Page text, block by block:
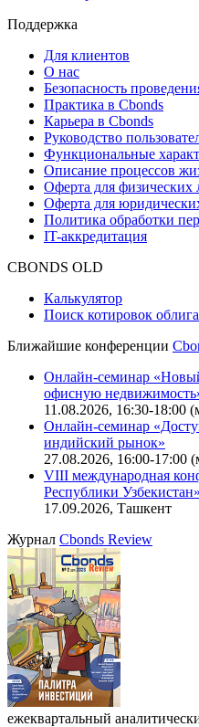
Поддержка
Для клиентов
О нас
Безопасность
Практика в Cbonds
Карьера в Cbonds
Руководство
Функциональные
Описание процессов
Оферта для физических
Оферта для
Политика обработки
IT-аккредитация
CBONDS OLD
Калькулятор
Поиск котировок
Ближайшие конференции
Онлайн-семинар
офисную
11.08.2026, 16:30-18:00
Онлайн-семинар
индийский рынок»
27.08.2026, 16:00-17:00
VIII международная
Республики Узбекистан»
17.09.2026, Ташкент
Журнал Cbonds Review
ежеквартальный